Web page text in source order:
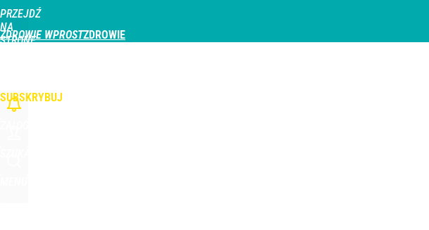
PRZEJDŹ
NA
STRONĘ
ZDROWIE WPROST
SUBSKRYBUJ